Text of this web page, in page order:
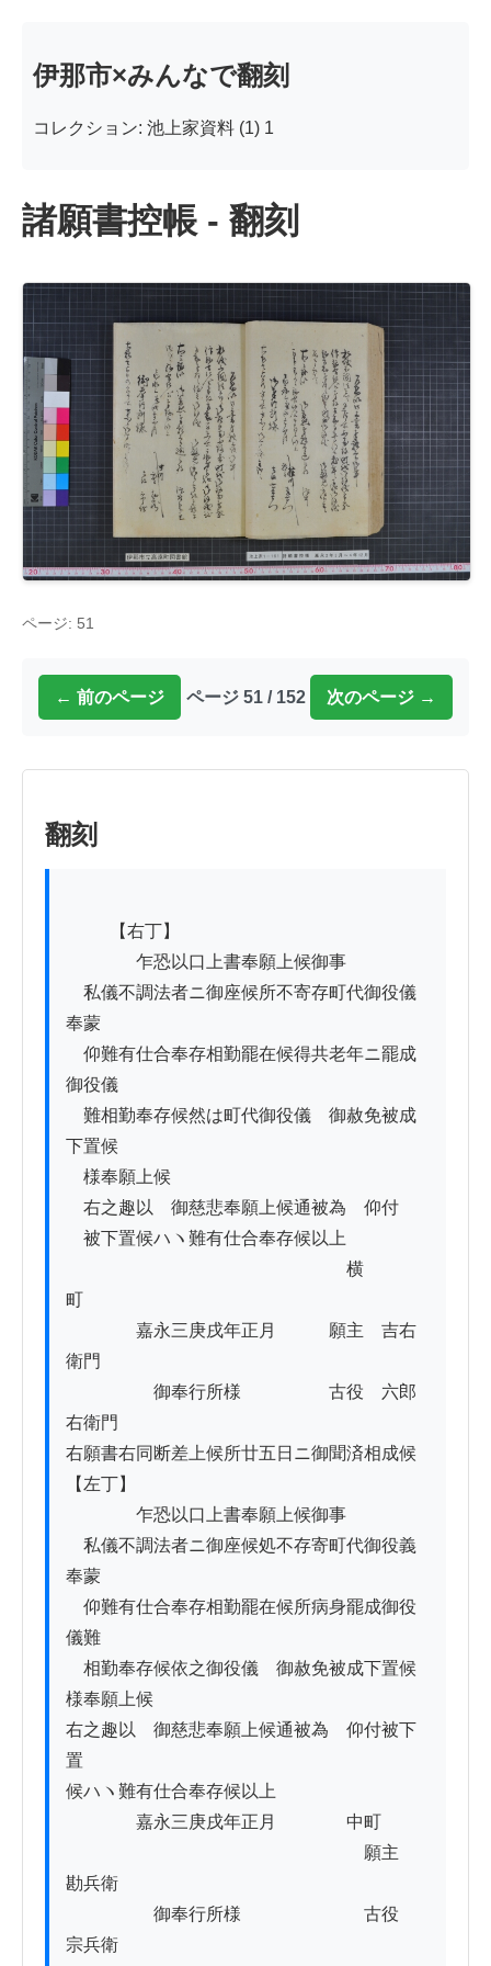
伊那市×みんなで翻刻
コレクション: 池上家資料 (1) 1
諸願書控帳 - 翻刻
ページ: 51
← 前のページ ページ 51 / 152 次のページ →
翻刻
乍恐以口上書奉願上候御事
私儀不調法者ニ御座候所不寄存町代御役儀
奉蒙
仰難有仕合奉存相勤罷在候得共老年ニ罷成
御役儀
難相勤奉存候然は町代御役儀　御赦免被成
下置候
様奉願上候
右之趣以　御慈悲奉願上候通被為　仰付
被下置候ハヽ難有仕合奉存候以上
横
町
嘉永三庚戌年正月　　　願主　吉右
衛門
御奉行所様　　　　　古役　六郎
右衛門
右願書右同断差上候所廿五日ニ御聞済相成候
【左丁】
乍恐以口上書奉願上候御事
私儀不調法者ニ御座候処不存寄町代御役義
奉蒙
仰難有仕合奉存相勤罷在候所病身罷成御役
儀難
相勤奉存候依之御役儀　御赦免被成下置候
様奉願上候
右之趣以　御慈悲奉願上候通被為　仰付被下
置
候ハヽ難有仕合奉存候以上
嘉永三庚戌年正月　　　　中町
願主
勘兵衛
御奉行所様　　　　　　　古役
宗兵衛